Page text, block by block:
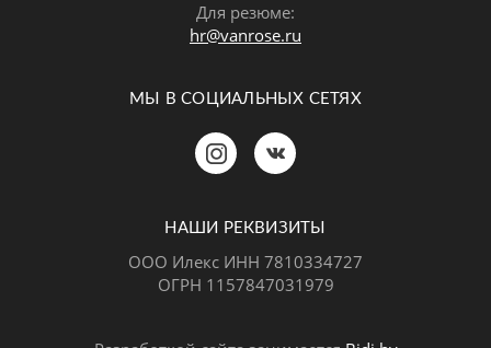
Для резюме:
hr@vanrose.ru
МЫ В СОЦИАЛЬНЫХ СЕТЯХ
НАШИ РЕКВИЗИТЫ
ООО Илекс ИНН 7810334727
ОГРН 1157847031979
Позвонить Telegram